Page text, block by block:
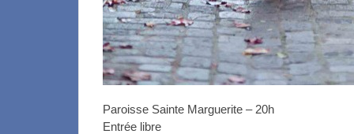
Paroisse Sainte Marguerite – 20h
Entrée libre